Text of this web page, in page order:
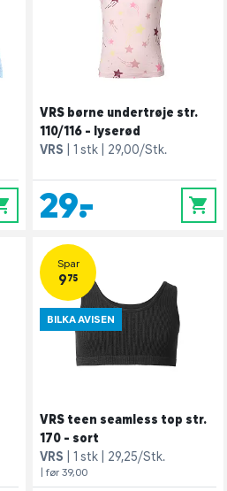
VRS børne undertrøje str.
110/116 - lyserød
VRS
1 stk 29,00/Stk.
29,- 0
Spar
9,75
BILKA AVISEN
VRS teen seamless top str.
170 - sort
VRS
1 stk 29,25/Stk.
| før 39,00